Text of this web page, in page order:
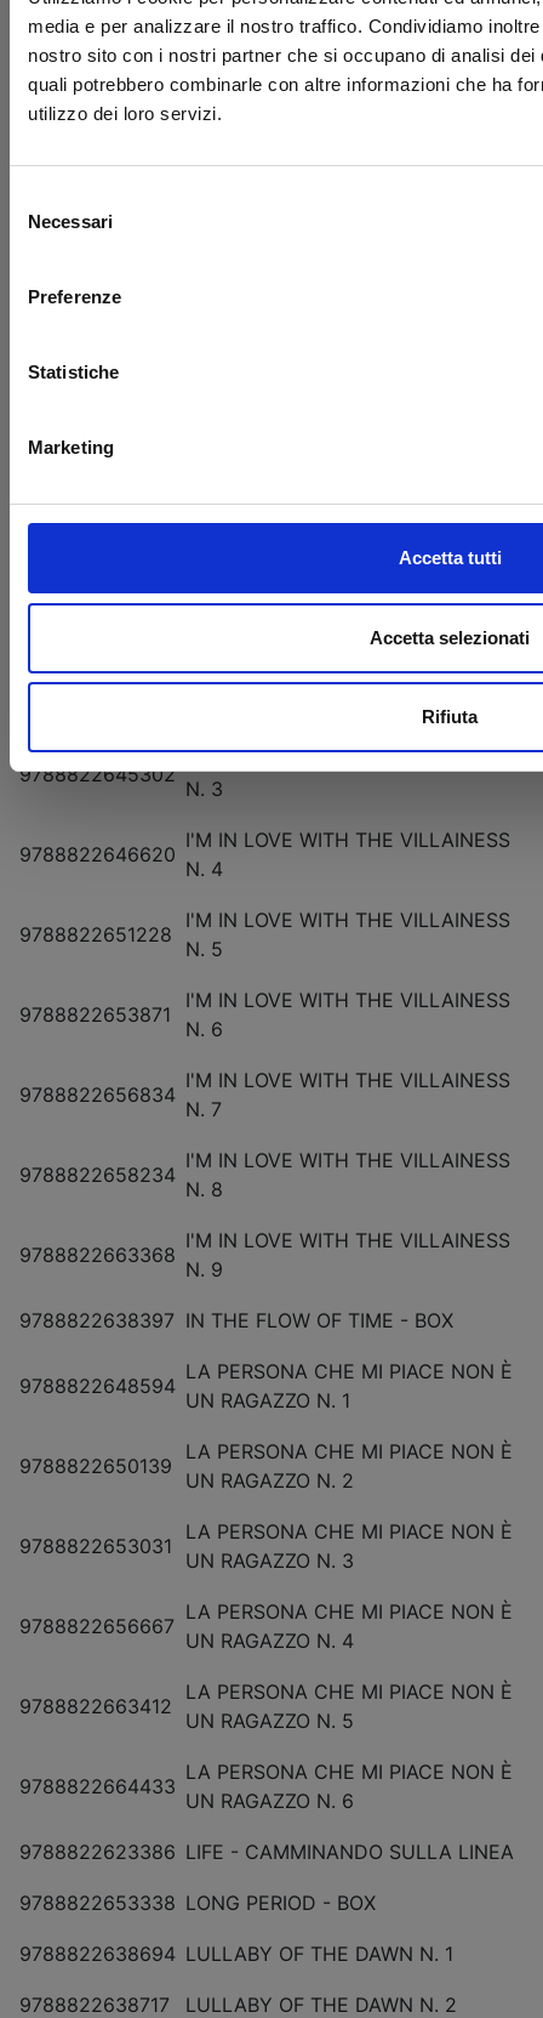
media e per analizzare il nostro traffico. Condividiamo
nostro sito con i nostri partner che si occupano di analisi
quali potrebbero combinarle con altre informazioni che ha
utilizzo dei loro servizi.
delNecessari
Preferenze
Statistiche
Marketing
Accetta tutti
Accetta selezionati
Rifiuta
9788822621757 HITORIJIME MY HERO N. 4
9788822622907 HITORIJIME MY HERO N. 5
9788822624017 HITORIJIME MY HERO N. 6
9788822625465 HITORIJIME MY HERO N. 7
9788822627209
9788822642400
9788822644039
I'M IN LOVE WITH THE VILLAINESS
9788822644053
I'M IN LOVE WITH THE VILLAINESS
9788822645302
I'M IN LOVE WITH THE VILLAINESS
N. 3
9788822646620
I'M IN LOVE WITH THE VILLAINESS
N. 4
9788822651228
I'M IN LOVE WITH THE VILLAINESS
N. 5
9788822653871
I'M IN LOVE WITH THE VILLAINESS
N. 6
9788822656834
I'M IN LOVE WITH THE VILLAINESS
N. 7
9788822658234
I'M IN LOVE WITH THE VILLAINESS
N. 8
9788822663368
I'M IN LOVE WITH THE VILLAINESS
N. 9
9788822638397 IN THE FLOW OF TIME - BOX
9788822648594
LA PERSONA CHE MI PIACE NON È
UN RAGAZZO N. 1
9788822650139
LA PERSONA CHE MI PIACE NON È
UN RAGAZZO N. 2
9788822653031
LA PERSONA CHE MI PIACE NON È
UN RAGAZZO N. 3
9788822656667
LA PERSONA CHE MI PIACE NON È
UN RAGAZZO N. 4
9788822663412
LA PERSONA CHE MI PIACE NON È
UN RAGAZZO N. 5
9788822664433
LA PERSONA CHE MI PIACE NON È
UN RAGAZZO N. 6
9788822623386 LIFE - CAMMINANDO SULLA LINEA
9788822653338 LONG PERIOD - BOX
9788822638694 LULLABY OF THE DAWN N. 1
9788822638717 LULLABY OF THE DAWN N. 2